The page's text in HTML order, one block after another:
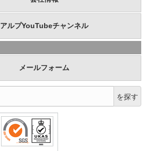
アルプYouTubeチャンネル
メールフォーム